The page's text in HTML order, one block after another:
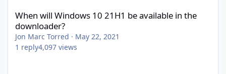
When will Windows 10 21H1 be available in the
downloader?
Jon Marc Torred · May 22, 2021
1 reply4,097 views